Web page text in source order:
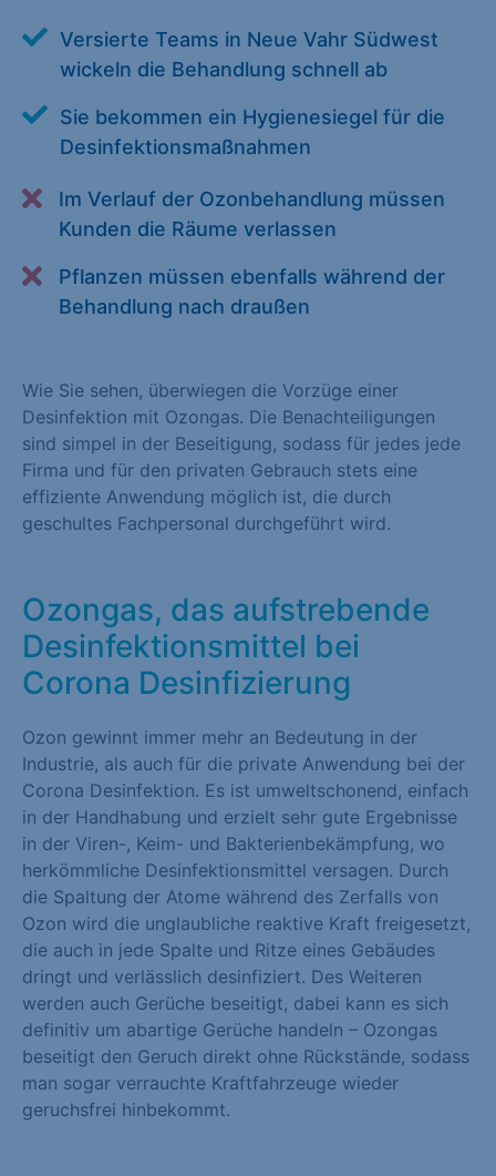
Versierte Teams in Neue Vahr Südwest
wickeln die Behandlung schnell ab
Sie bekommen ein Hygienesiegel für die
Desinfektionsmaßnahmen
Im Verlauf der Ozonbehandlung müssen
Kunden die Räume verlassen
Pflanzen müssen ebenfalls während der
Behandlung nach draußen
Wie Sie sehen, überwiegen die Vorzüge einer
Desinfektion mit Ozongas. Die Benachteiligungen
sind simpel in der Beseitigung, sodass für jedes jede
Firma und für den privaten Gebrauch stets eine
effiziente Anwendung möglich ist, die durch
geschultes Fachpersonal durchgeführt wird.
Ozongas, das aufstrebende
Desinfektionsmittel bei
Corona Desinfizierung
Ozon gewinnt immer mehr an Bedeutung in der
Industrie, als auch für die private Anwendung bei der
Corona Desinfektion. Es ist umweltschonend, einfach
in der Handhabung und erzielt sehr gute Ergebnisse
in der Viren-, Keim- und Bakterienbekämpfung, wo
herkömmliche Desinfektionsmittel versagen. Durch
die Spaltung der Atome während des Zerfalls von
Ozon wird die unglaubliche reaktive Kraft freigesetzt,
die auch in jede Spalte und Ritze eines Gebäudes
dringt und verlässlich desinfiziert. Des Weiteren
werden auch Gerüche beseitigt, dabei kann es sich
definitiv um abartige Gerüche handeln – Ozongas
beseitigt den Geruch direkt ohne Rückstände, sodass
man sogar verrauchte Kraftfahrzeuge wieder
geruchsfrei hinbekommt.
Zurück
Essenziell (1)
sind für die einwandfreie Funktion der Website erforderlich.
Cookie-Informationen anzeigen
Statistiken (1)
unsere Website nutzen. Statistik Cookies erfassen Informationen
anonym. Diese Informationen helfen uns zu verstehen, wie
unsere Besucher unsere Website nutzen.
Cookie-Informationen anzeigen
Marketing (1)
dies, indem sie Besucher über Websites hinweg verfolgen.
Cookie-Informationen anzeigen
Inhalte von Videoplattformen und Social-Media-Plattformen
werden standardmäßig blockiert. Wenn Cookies von externen
Medien akzeptiert werden, bedarf der Zugriff auf diese Inhalte
keiner manuellen Einwilligung mehr.
Cookie-Informationen anzeigen
Datenschutzerklärung Impressum